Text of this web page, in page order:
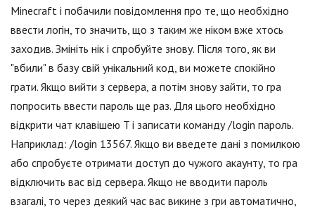
Minecraft і побачили повідомлення про те, що необхідно
ввести логін, то значить, що з таким же ніком вже хтось
заходив. Змініть нік і спробуйте знову. Після того, як ви
"вбили" в базу свій унікальний код, ви можете спокійно
грати. Якщо вийти з сервера, а потім знову зайти, то гра
попросить ввести пароль ще раз. Для цього необхідно
відкрити чат клавішею T і записати команду /login пароль.
Наприклад: /login 13567. Якщо ви введете дані з помилкою
або спробуєте отримати доступ до чужого акаунту, то гра
відключить вас від сервера. Якщо не вводити пароль
взагалі, то через деякий час вас викине з гри автоматично,